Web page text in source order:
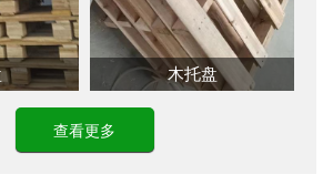
盘 木托盘
查看更多
托盘
箱，重型木箱